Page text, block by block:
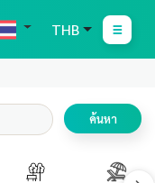
THB
ค้นหา